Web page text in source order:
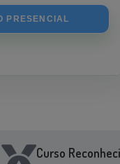
PRESENCIAL
Curso